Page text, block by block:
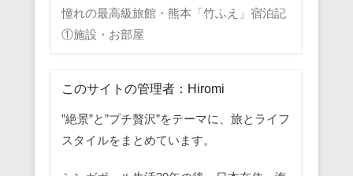
憧れの最高級旅館・熊本「竹ふえ」宿泊記
①施設・お部屋
このサイトの管理者：Hiromi
”絶景”と”プチ贅沢”をテーマに、旅とライフ
スタイルをまとめています。